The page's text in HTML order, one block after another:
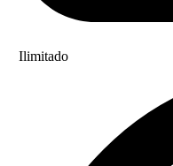
Ilimitado